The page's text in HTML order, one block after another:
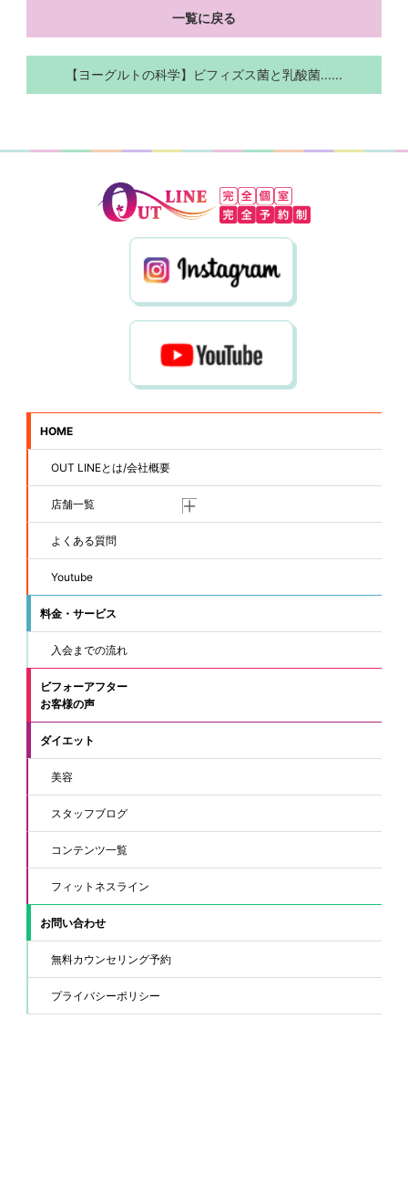
一覧に戻る
【ヨーグルトの科学】ビフィズス菌と乳酸菌......
HOME
OUT LINEとは/会社概要
店舗一覧
よくある質問
Youtube
料金・サービス
入会までの流れ
ビフォーアフター
お客様の声
ダイエット
美容
スタッフブログ
コンテンツ一覧
フィットネスライン
お問い合わせ
無料カウンセリング予約
プライバシーポリシー